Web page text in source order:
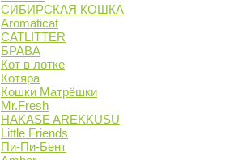
СИБИРСКАЯ КОШКА
Aromaticat
CATLITTER
БРАВА
Кот в лотке
Котяра
Кошки Матрёшки
Mr.Fresh
HAKASE AREKKUSU
Little Friends
Пи-Пи-Бент